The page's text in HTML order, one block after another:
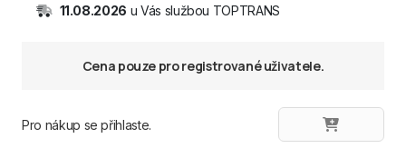
11.08.2026 u Vás službou TOPTRANS
Cena pouze pro registrované uživatele.
Pro nákup se přihlaste.